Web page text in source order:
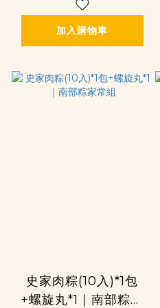
加入購物車
史家肉粽(10入)*1包
+螺旋丸*1｜南部粽家